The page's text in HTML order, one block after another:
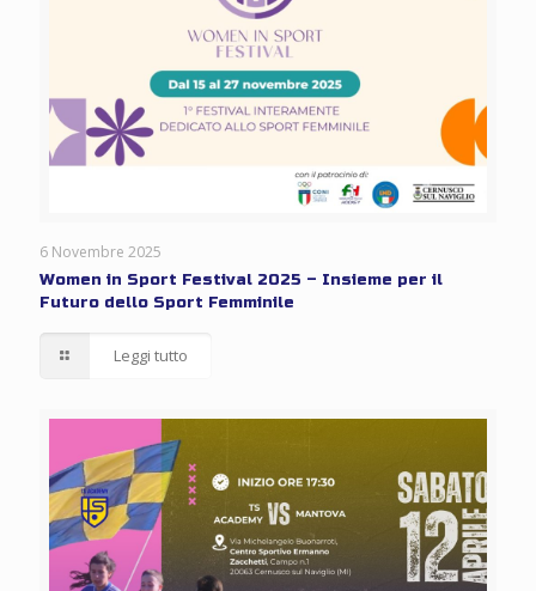
6 Novembre 2025
Women in Sport Festival 2025 – Insieme per il
Futuro dello Sport Femminile
Leggi tutto